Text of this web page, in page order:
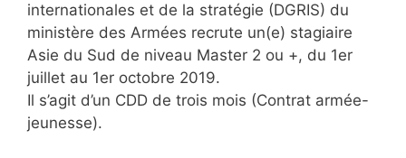
internationales et de la stratégie (DGRIS) du
ministère des Armées recrute un(e) stagiaire
Asie du Sud de niveau Master 2 ou +, du 1er
juillet au 1er octobre 2019.
Il s’agit d’un CDD de trois mois (Contrat armée-
jeunesse).